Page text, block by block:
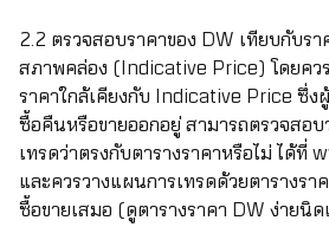
2.2 ตรวจสอบราคาของ DW เทียบกับร
สภาพคล่อง (Indicative Price) โดยคว
ราคาใกล้เคียงกับ Indicative Price ซึ่
ซื้อคืนหรือขายออกอยู่ สามารถตรวจสอ
เทรดว่าตรงกับตารางราคาหรือไม่ ได้ที่
และควรวางแผนการเทรดด้วยตารางร
ซื้อขายเสมอ (ดูตารางราคา DW ง่ายนิด